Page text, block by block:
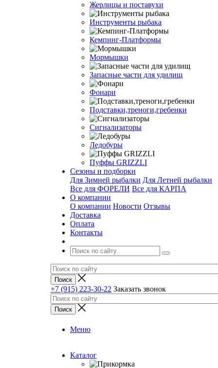
Жерлицы и поставухи
Инструменты рыбака
Кемпинг-Платформы
Мормышки
Запасные части для удилищ
Фонари
Подставки,треноги,гребенки
Сигнализаторы
Ледобуры
Пуффы GRIZZLI
Сезоны и подборки
Для Зимней рыбалки Для Летней рыбалки
Все для ФОРЕЛИ Все для КАРПА
О компании
О компании Новости Отзывы
Доставка
Оплата
Контакты
+7 (915) 223-30-22 Заказать звонок
Меню
Каталог